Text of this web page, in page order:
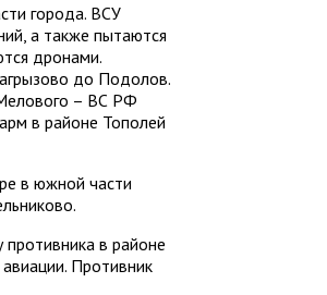
города. ВСУ
а также пытаются
дронами.
до Подолов.
– ВС РФ
в районе Тополей
в южной части
в районе
Противник